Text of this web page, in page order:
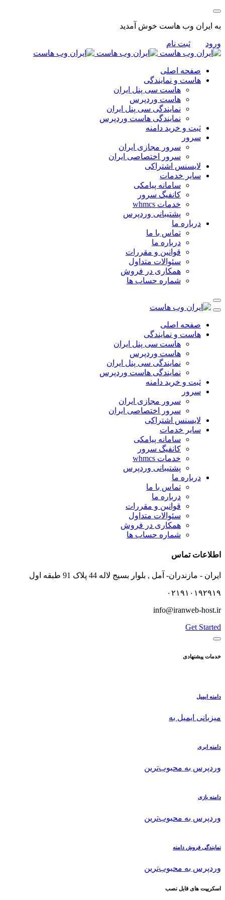
به ایران وب هاست خوش آمدید
ورود ثبت نام
صفحه اصلی
هاست و نمایندگی
هاست سی پنل ایران
هاست وردپرس
نمایندگی سی پنل ایران
نمایندگی هاست وردپرس
ثبت و خرید دامنه
سرور
سرور مجازی ایران
سرور اختصاصی ایران
لایسنس اشتراکی
سایر خدمات
سامانه پیامکی
کانفیگ سرور
خدمات whmcs
پشتیبانی وردپرس
درباره ما
تماس با ما
درباره ما
قوانین و مقررات
سئوالات متداول
همکاری در فروش
شماره حساب ها
صفحه اصلی
هاست و نمایندگی
هاست سی پنل ایران
هاست وردپرس
نمایندگی سی پنل ایران
نمایندگی هاست وردپرس
ثبت و خرید دامنه
سرور
سرور مجازی ایران
سرور اختصاصی ایران
لایسنس اشتراکی
سایر خدمات
سامانه پیامکی
کانفیگ سرور
خدمات whmcs
پشتیبانی وردپرس
درباره ما
تماس با ما
درباره ما
قوانین و مقررات
سئوالات متداول
همکاری در فروش
شماره حساب ها
اطلاعات تماس
ایران - مازندران- آمل , بلوار بسیج لاله 44 پلاک 91 طبقه اول
۰۲۱۹۱۰۱۹۲۹۱۹
info@iranweb-host.ir
Get Started
خدمات پیشنهادی
دامنه ایمیل
میزبانی ایمیل به
دامنه ابری
وردپرس به محبوب‌ترین
دامنه بازی
وردپرس به محبوب‌ترین
نمایندگی فروش دامنه
وردپرس به محبوب‌ترین
اسکریپت های قابل نصب